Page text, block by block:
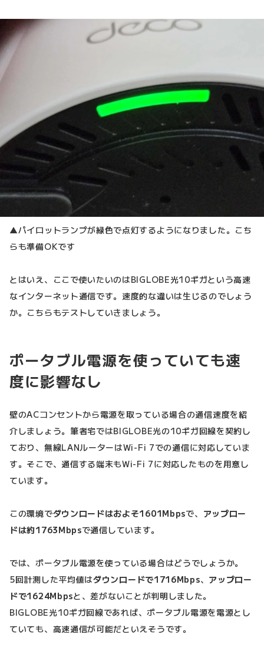
▲パイロットランプが緑色で点灯するようになりました。こち
らも準備OKです
とはいえ、ここで使いたいのはBIGLOBE光10ギガという高速
なインターネット通信です。速度的な違いは生じるのでしょう
か。こちらもテストしていきましょう。
ポータブル電源を使っていても速
度に影響なし
壁のACコンセントから電源を取っている場合の通信速度を紹
介しましょう。筆者宅ではBIGLOBE光の10ギガ回線を契約し
ており、無線LANルーターはWi-Fi 7での通信に対応していま
す。そこで、通信する端末もWi-Fi 7に対応したものを用意し
ています。
この環境でダウンロードはおよそ1601Mbpsで、 アップロー
ドは約1763Mbpsで通信しています。
では、ポータブル電源を使っている場合はどうでしょうか。
5回計測した平均値はダウンロードで1716Mbps、 アップロー
ドで1624Mbpsと、差がないことが判明しました。
BIGLOBE光10ギガ回線であれば、ポータブル電源を電源とし
ていても、高速通信が可能だといえそうです。